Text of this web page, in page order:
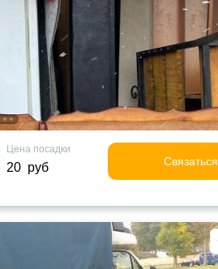
Цена посадки
20 руб Связаться